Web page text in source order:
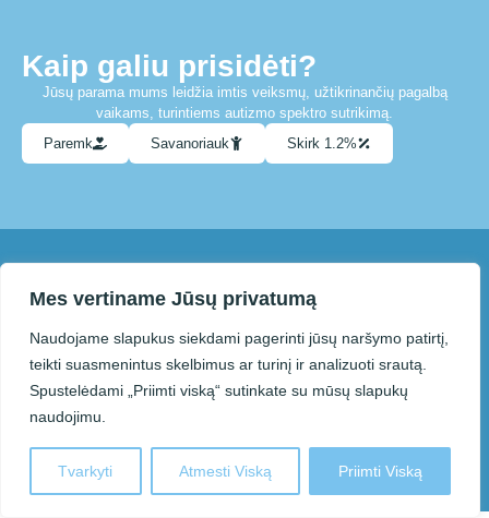
Mes vertiname Jūsų privatumą
Naudojame slapukus siekdami pagerinti jūsų naršymo patirtį,
teikti suasmenintus skelbimus ar turinį ir analizuoti srautą.
Spustelėdami „Priimti viską“ sutinkate su mūsų slapukų
naudojimu.
Tvarkyti Atmesti Viską Priimti Viską
Kaip galiu prisidėti?
Jūsų parama mums leidžia imtis veiksmų, užtikrinančių pagalbą
vaikams, turintiems autizmo spektro sutrikimą.
Paremk
Savanoriauk Skirk 1.2%
Su mumis susisiekti galite el. paštu
info@paneveziolietausvaikai.lt
© 2025 Panevėžio autizmo
Kopijuojant ar kitaip atkuriant šiame
puslapyje pateiktą informaciją
privaloma nurodyti šaltinį.
Sprendimas:
Kodo Vizija